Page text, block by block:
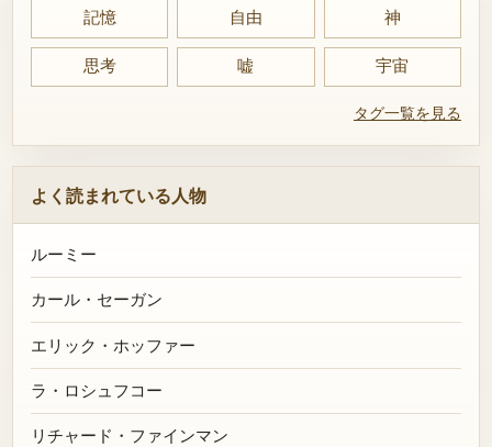
記憶 自由 神
思考 嘘 宇宙
タグ一覧を見る
よく読まれている人物
ルーミー
カール・セーガン
エリック・ホッファー
ラ・ロシュフコー
リチャード・ファインマン